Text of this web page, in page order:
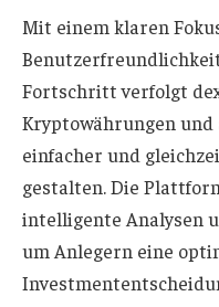
Mit einem klaren
Fortschritt verfolgt
Kryptowährungen
einfacher und
gestalten. Die
intelligente Analysen
um Anlegern eine